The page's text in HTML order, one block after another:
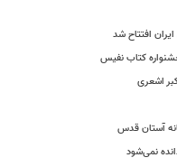
افتتاح شد
کتاب نفیس
آستان قدس
نمی‌شود